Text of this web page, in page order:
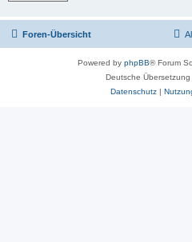
Foren-Übersicht
Powered by phpBB® Forum
Deutsche Übersetzung
Datenschutz|